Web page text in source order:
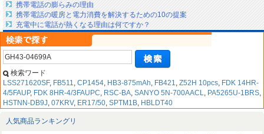
携帯電話の膨らみの理由
携帯電話の暖房と電力消費を解決するための10の提案
充電中に電話が熱くなる理由は何ですか？
検索ワード
LSS271620SF, FB511, CP1454, HB3-875mAh, FB421, Z52H 10pcs, FDK 14HR-
4/5FAUP, FDK 8HR-4/3FAUPC, RSC-BA, SANYO 5N-700AACL, PA5265U-1BRS,
HSTNN-DB9J, 07KRV, ER17/50, SPTM1B, HBLDT40
人気商品ランキングリ